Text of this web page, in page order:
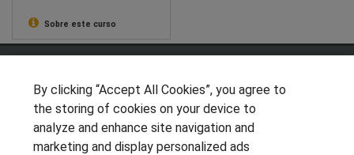
Sobre este curso
OTROS GRUPOS DE INTERES
By clicking “Accept All Cookies”, you agree to
the storing of cookies on your device to
analyze and enhance site navigation and
marketing and display personalized ads